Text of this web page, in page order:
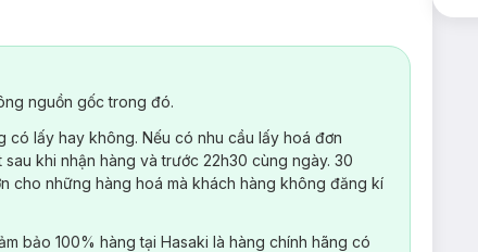
nguồn gốc trong đó.
có lấy hay không. Nếu có nhu cầu lấy hoá đơn
khi nhận hàng và trước 22h30 cùng ngày. 30
cho những hàng hoá mà khách hàng không đăng kí
bảo 100% hàng tại Hasaki là hàng chính hãng có